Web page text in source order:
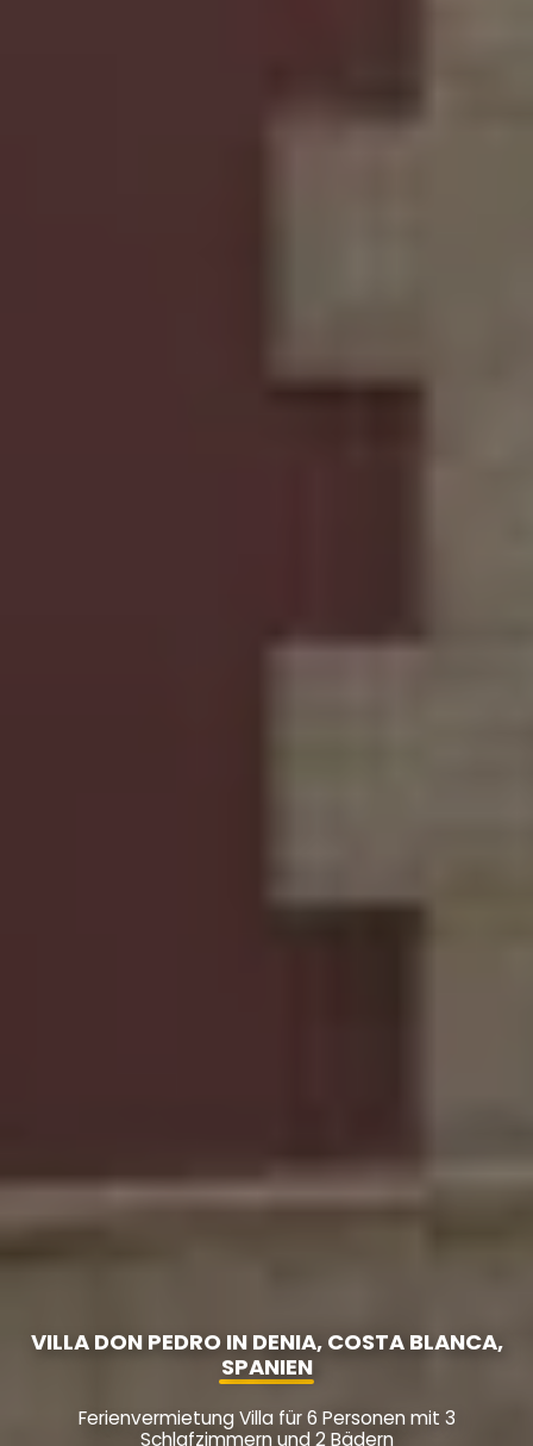
VILLA DON PEDRO IN DENIA, COSTA BLANCA,
SPANIEN
Ferienvermietung Villa für 6 Personen mit 3
Schlafzimmern und 2 Bädern